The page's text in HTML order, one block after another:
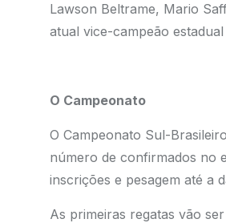
Lawson Beltrame, Mario
atual vice-campeão
O Campeonato
O Campeonato Sul-
número de confirmados no
inscrições e pesagem até a
As primeiras regatas vão